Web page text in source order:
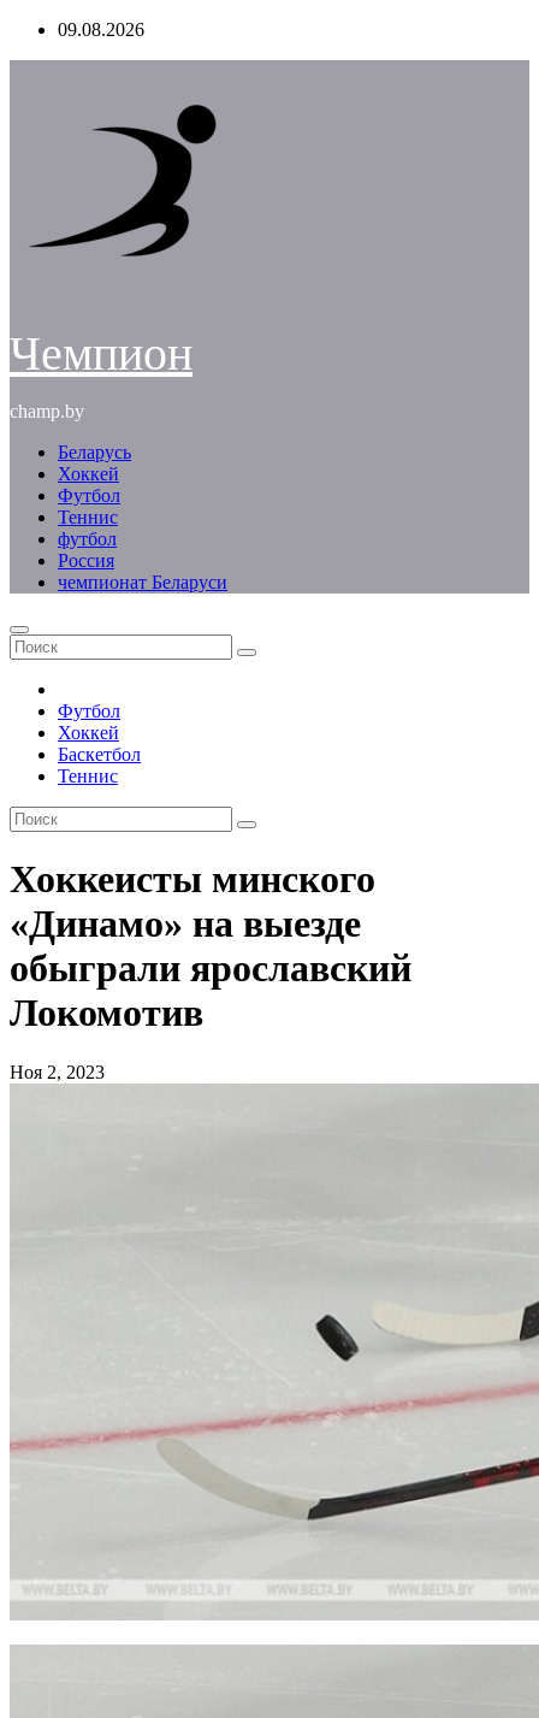
Перейти09.08.2026
Чемпион
champ.by
Беларусь
Хоккей
Футбол
Теннис
футбол
Россия
чемпионат Беларуси
Футбол
Хоккей
Баскетбол
Теннис
Хоккеисты минского
«Динамо» на выезде
обыграли ярославский
Локомотив
Ноя 2, 2023